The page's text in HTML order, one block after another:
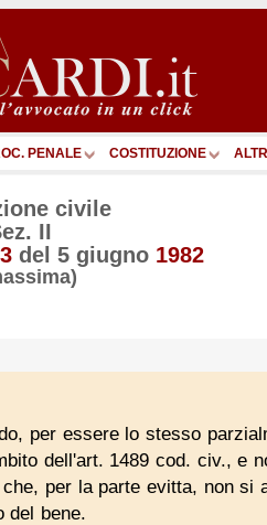
PENALE COSTITUZIONE ALTRI
civile
II
del 5 giugno 1982
per essere lo stesso
dell'art. 1489 cod. civ., e
per la parte evitta, non si
del bene.